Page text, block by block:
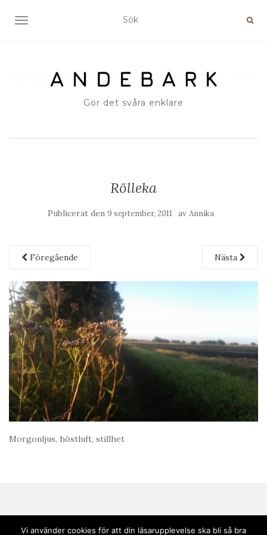
SLÅ PÅ/AV NAVIGERING
Gör det svåra enklare
Rölleka
Publicerat den 9 september, 2011 av Annika
Föregående Nästa
Morgonljus, höstluft, stillhet
Vi använder cookies för att din läsarupplevelse ska bli så bra